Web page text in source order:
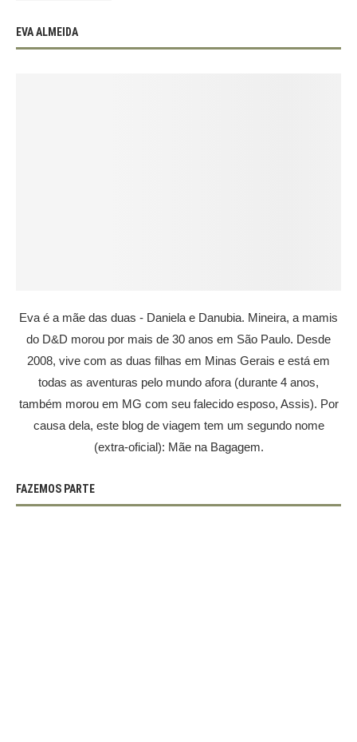
EVA ALMEIDA
Eva é a mãe das duas - Daniela e Danubia. Mineira, a mamis
do D&D morou por mais de 30 anos em São Paulo. Desde
2008, vive com as duas filhas em Minas Gerais e está em
todas as aventuras pelo mundo afora (durante 4 anos,
também morou em MG com seu falecido esposo, Assis). Por
causa dela, este blog de viagem tem um segundo nome
(extra-oficial): Mãe na Bagagem.
FAZEMOS PARTE